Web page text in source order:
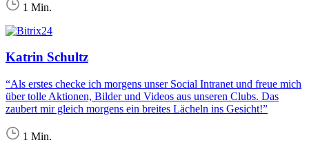
1 Min.
Katrin Schultz
“Als erstes checke ich morgens unser Social Intranet und freue mich
über tolle Aktionen, Bilder und Videos aus unseren Clubs. Das
zaubert mir gleich morgens ein breites Lächeln ins Gesicht!”
1 Min.